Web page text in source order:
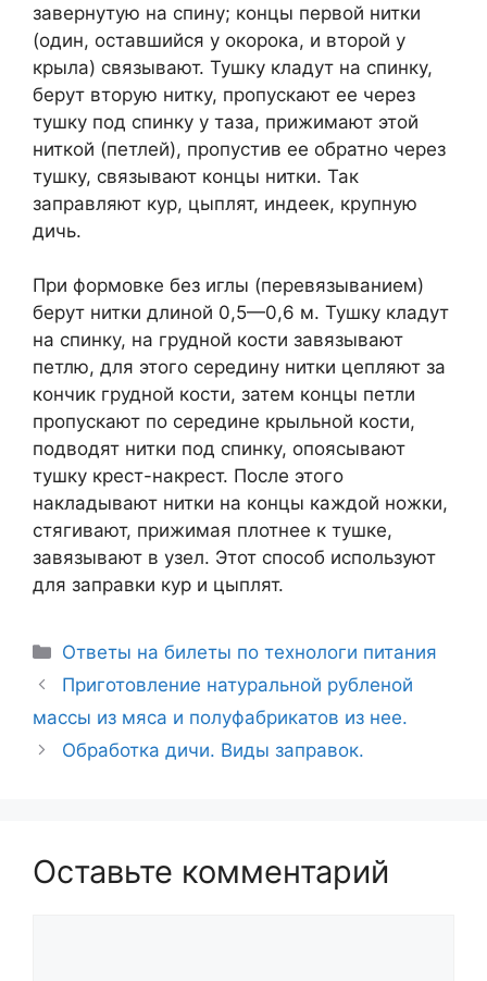
завернутую на спину; концы первой нитки
(один, оставшийся у окорока, и второй у
крыла) связывают. Тушку кладут на спинку,
берут вторую нитку, пропускают ее через
тушку под спинку у таза, прижимают этой
ниткой (петлей), пропустив ее обратно через
тушку, связывают концы нитки. Так
заправляют кур, цыплят, индеек, крупную
дичь.
При формовке без иглы (перевязыванием)
берут нитки длиной 0,5—0,6 м. Тушку кладут
на спинку, на грудной кости завязывают
петлю, для этого середину нитки цепляют за
кончик грудной кости, затем концы петли
пропускают по середине крыльной кости,
подводят нитки под спинку, опоясывают
тушку крест-накрест. После этого
накладывают нитки на концы каждой ножки,
стягивают, прижимая плотнее к тушке,
завязывают в узел. Этот способ используют
для заправки кур и цыплят.
Рубрики
Ответы на билеты по технологи питания
Навигация
записи
Приготовление натуральной рубленой
массы из мяса и полуфабрикатов из нее.
Обработка дичи. Виды заправок.
Оставьте комментарий